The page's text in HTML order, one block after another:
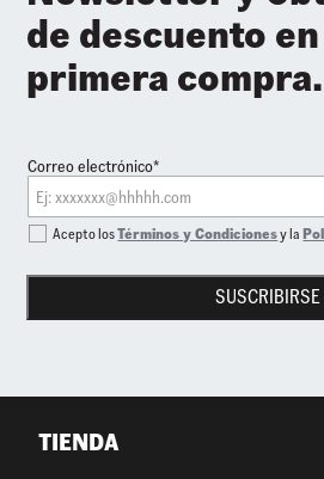
de descuento
primera compra.
Correo electrónico*
SUSCRIBIRSE
Acepto losTérminos y Condicionesy la
TIENDA